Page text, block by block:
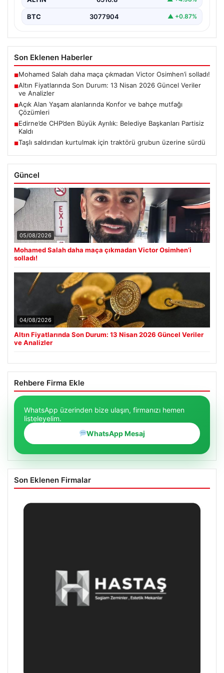
BTC 3077904 ▲ +0.87%
Son Eklenen Haberler
■Mohamed Salah daha maça çıkmadan Victor Osimhen’i solladı!
■Altın Fiyatlarında Son Durum: 13 Nisan 2026 Güncel Veriler
ve Analizler
■Açık Alan Yaşam alanlarında Konfor ve bahçe mutfağı
Çözümleri
■Edirne’de CHP’den Büyük Ayrılık: Belediye Başkanları Partisiz
Kaldı
■Taşlı saldırıdan kurtulmak için traktörü grubun üzerine sürdü
Güncel
05/08/2026
Mohamed Salah daha maça çıkmadan Victor Osimhen’i
solladı!
04/08/2026
Altın Fiyatlarında Son Durum: 13 Nisan 2026 Güncel Veriler
ve Analizler
Rehbere Firma Ekle
WhatsApp üzerinden bize ulaşın, firmanızı hemen
listeleyelim.
WhatsApp Mesaj
Son Eklenen Firmalar